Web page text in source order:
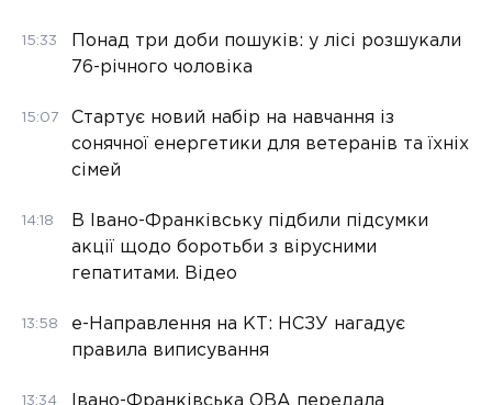
15:33
Понад три доби пошуків: у лісі розшукали
76-річного чоловіка
15:07
Стартує новий набір на навчання із
сонячної енергетики для ветеранів та їхніх
сімей
14:18
В Івано-Франківську підбили підсумки
акції щодо боротьби з вірусними
гепатитами. Відео
13:58
е-Направлення на КТ: НСЗУ нагадує
правила виписування
13:34
Івано-Франківська ОВА передала